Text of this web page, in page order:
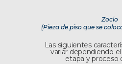
Zoclo
(Pieza de piso que se
Las siguientes
variar dependiendo
etapa y proceso